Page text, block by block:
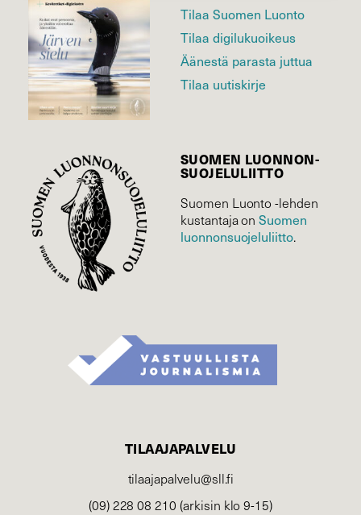
Tilaa Suomen Luonto
Tilaa digilukuoikeus
Äänestä parasta juttua
Tilaa uutiskirje
SUOMEN LUONNON­
SUOJELU­LIITTO
Suomen Luonto -lehden
kustantaja onSuomen
luonnonsuojelu­liitto.
TILAAJAPALVELU
tilaajapalvelu@sll.fi
(09) 228 08 210 (arkisin klo 9-15)